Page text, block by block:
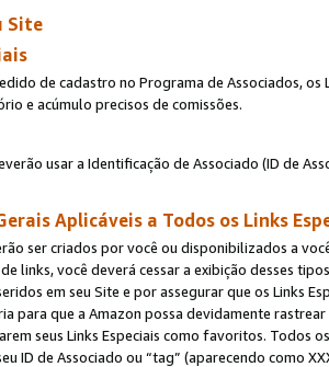
Site
de cadastro no Programa de Associados, os
e acúmulo precisos de comissões.
usar a Identificação de Associado (ID de
Aplicáveis a Todos os Links
ser criados por você ou disponibilizados a
links, você deverá cessar a exibição desses
em seu Site e por assegurar que os Links
para que a Amazon possa devidamente
seus Links Especiais como favoritos. Todos
ID de Associado ou “tag” (aparecendo como